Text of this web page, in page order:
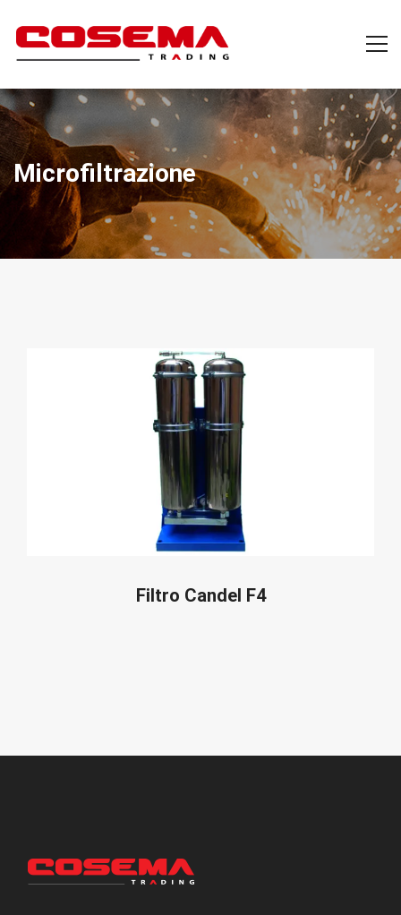
Microfiltrazione
Filtro Candel F4